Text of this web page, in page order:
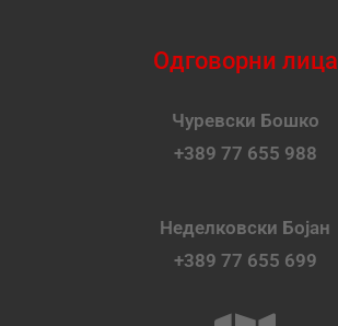
Одговорни лица
Чуревски Бошко
+389 77 655 988
Неделковски Бојан
+389 77 655 699